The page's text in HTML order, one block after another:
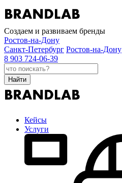
Создаем и развиваем бренды
Ростов-на-Дону
Санкт-Петербург Ростов-на-Дону
8 903 724-06-39
Найти
Кейсы
Услуги